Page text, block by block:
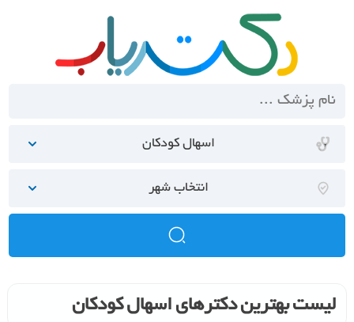
اسهال کودکان
انتخاب شهر
لیست بهترین دکترهای اسهال کودکان